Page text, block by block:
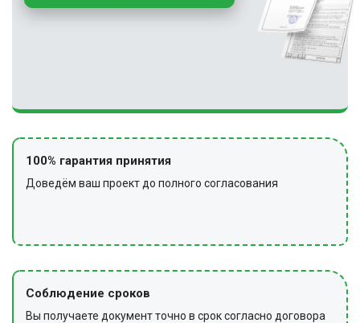
100% гарантия принятия
Доведём ваш проект до полного согласования
Соблюдение сроков
Вы получаете документ точно в срок согласно договора